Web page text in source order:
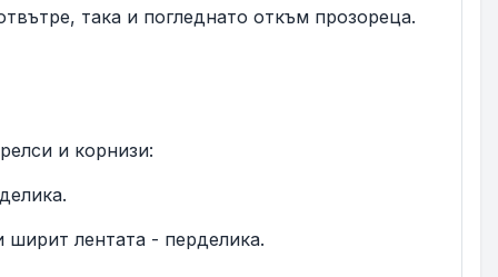
така и погледнато откъм прозореца.
и корнизи:
ширит лентата - перделика.